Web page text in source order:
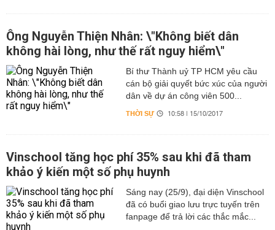
Ông Nguyễn Thiện Nhân: \"Không biết dân
không hài lòng, như thế rất nguy hiểm\"
Bí thư Thành uỷ TP HCM yêu cầu
cán bộ giải quyết bức xúc của người
dân về dự án công viên 500...
THỜI SỰ 10:58 | 15/10/2017
Vinschool tăng học phí 35% sau khi đã tham
khảo ý kiến một số phụ huynh
Sáng nay (25/9), đại diện Vinschool
đã có buổi giao lưu trực tuyến trên
fanpage để trả lời các thắc mắc...